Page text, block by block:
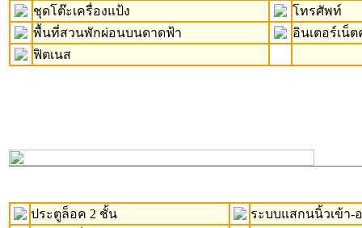
ชุดโต๊ะเครื่องแป้ง
โทรศัพท์
พื้นที่สวนพักผ่อนบนดาดฟ้า
อินเตอร์เน็ต
ฟิตเนส
ประตูล็อค 2 ชั้น ระบบแสกนนิ้วเข้า-